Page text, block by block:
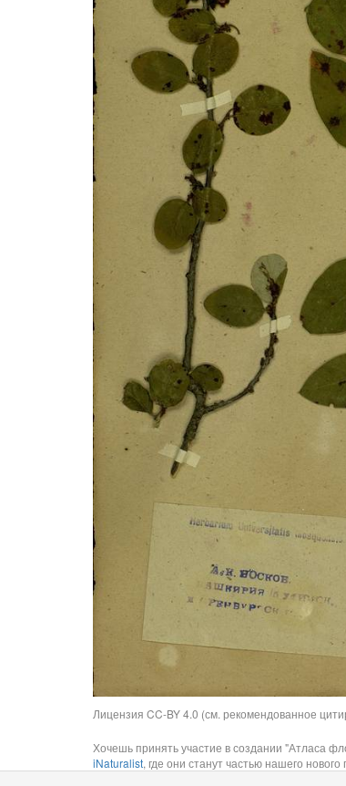
Лицензия CC-BY 4.0 (см. рекомендованное
Хочешь принять участие в создании "Атласа
iNaturalist, где они станут частью нашего